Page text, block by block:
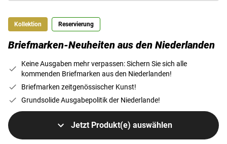
Kollektion Reservierung
Briefmarken-Neuheiten aus den Niederlanden
Keine Ausgaben mehr verpassen: Sichern Sie sich alle
kommenden Briefmarken aus den Niederlanden!
Briefmarken zeitgenössischer Kunst!
Grundsolide Ausgabepolitik der Niederlande!
Jetzt Produkt(e) auswählen